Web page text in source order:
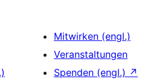
Mitwirken (engl.)
Veranstaltungen
Spenden (engl.) ↗